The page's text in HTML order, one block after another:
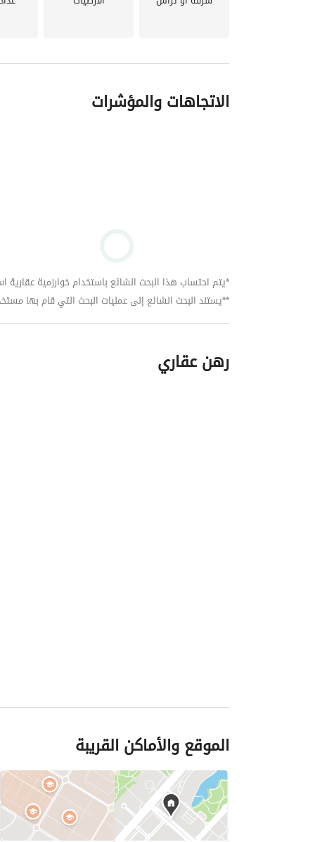
الاتجاهات والمؤشرات
*يتم احتساب هذا البحث الشائع باستخدام خوارزمية عقارية
**يستند البحث الشائع إلى عمليات البحث التي قام بها مستخدمي
رهن عقاري
الموقع والأماكن القريبة